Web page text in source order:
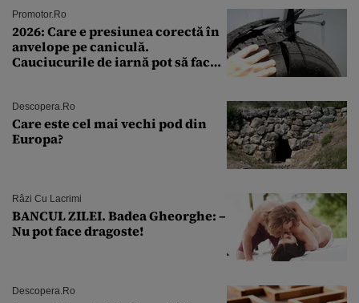
Promotor.ro
2026: Care e presiunea corectă în
anvelope pe caniculă.
Cauciucurile de iarnă pot să facă
Descopera.ro
Care este cel mai vechi pod din
Europa?
Râzi Cu Lacrimi
BANCUL ZILEI. Badea Gheorghe: –
Nu pot face dragoste!
Descopera.ro